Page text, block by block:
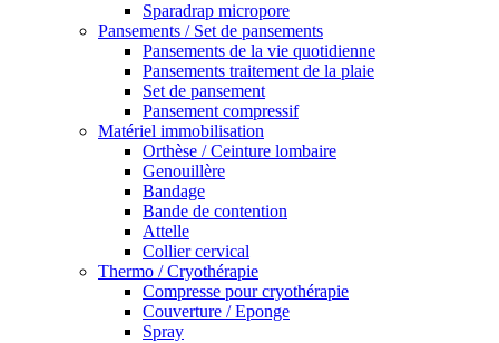
Sparadrap micropore
Pansements / Set de pansements
Pansements de la vie quotidienne
Pansements traitement de la plaie
Set de pansement
Pansement compressif
Matériel immobilisation
Orthèse / Ceinture lombaire
Genouillère
Bandage
Bande de contention
Attelle
Collier cervical
Thermo / Cryothérapie
Compresse pour cryothérapie
Couverture / Eponge
Spray